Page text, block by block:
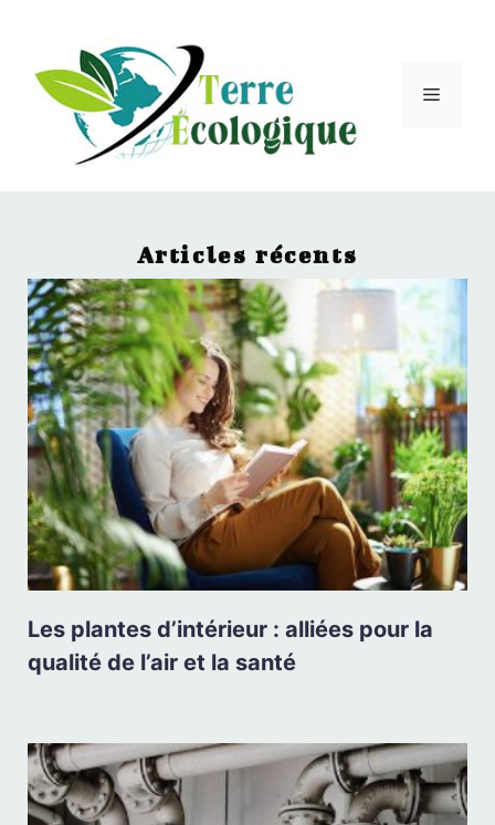
Articles récents
Les plantes d’intérieur : alliées pour la
qualité de l’air et la santé